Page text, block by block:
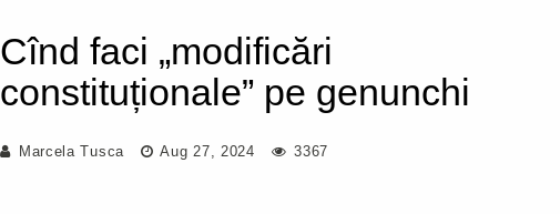
Cînd faci „modificări
constituționale” pe genunchi
Marcela Tusca Aug 27, 2024 3367